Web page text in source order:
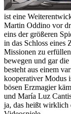
ist eine
Martin Oddino vor
eins der größeren
in das Schloss eines
Missionen zu
bewegen und gar die
besteht aus einem
kooperativer Modus
bösen Erzmagier
und María Luz
ja, das heißt wirklich